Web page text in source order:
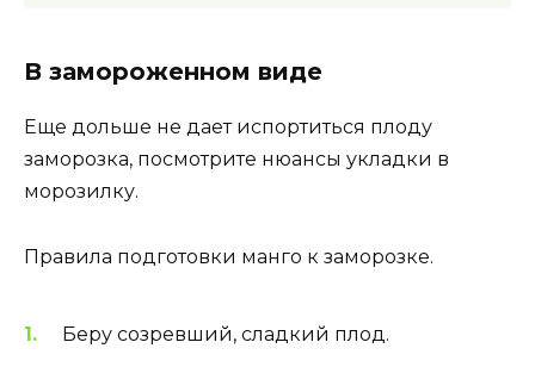
В замороженном виде
Еще дольше не дает испортиться плоду
заморозка, посмотрите нюансы укладки в
морозилку.
Правила подготовки манго к заморозке.
Беру созревший, сладкий плод.